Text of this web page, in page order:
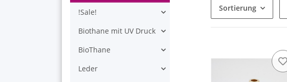
Sortierung
!Sale!
Biothane mit UV Druck
BioThane
Leder